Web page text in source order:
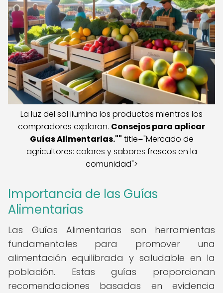
La luz del sol ilumina los productos mientras los
compradores exploran. Consejos para aplicar
Guías Alimentarias."" title="Mercado de
agricultores: colores y sabores frescos en la
comunidad">
Importancia de las Guías
Alimentarias
Las Guías Alimentarias son herramientas
fundamentales para promover una
alimentación equilibrada y saludable en la
población. Estas guías proporcionan
recomendaciones basadas en evidencia